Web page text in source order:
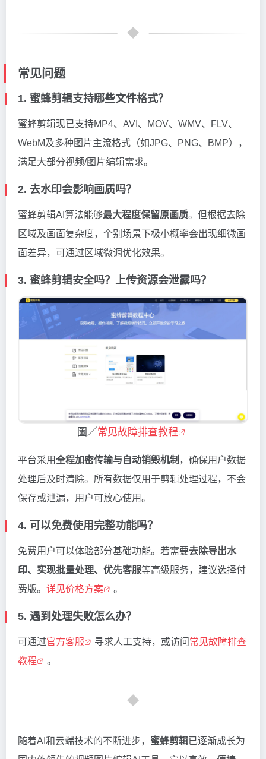
常见问题
1. 蜜蜂剪辑支持哪些文件格式？
蜜蜂剪辑现已支持MP4、AVI、MOV、WMV、FLV、
WebM及多种图片主流格式（如JPG、PNG、BMP），
满足大部分视频/图片编辑需求。
2. 去水印会影响画质吗？
蜜蜂剪辑AI算法能够最大程度保留原画质。但根据去除
区域及画面复杂度，个别场景下极小概率会出现细微画
面差异，可通过区域微调优化效果。
3. 蜜蜂剪辑安全吗？上传资源会泄露吗？
圖／常见故障排查教程
平台采用全程加密传输与自动销毁机制 ，确保用户数据
处理后及时清除。所有数据仅用于剪辑处理过程，不会
保存或泄漏，用户可放心使用。
4. 可以免费使用完整功能吗？
免费用户可以体验部分基础功能。若需要去除导出水
印、实现批量处理、优先客服等高级服务，建议选择付
费版。 详见价格方案 。
5. 遇到处理失败怎么办？
可通过官方客服 寻求人工支持，或访问 常见故障排查
教程
。
随着AI和云端技术的不断进步， 蜜蜂剪辑已逐渐成长为